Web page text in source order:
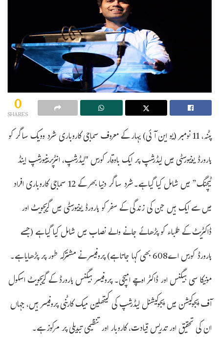
0
SHARES
پٹنہ، 11 نومبر (یو این آئی) بہار کے معروف سماجی کاروباری شرد وویک ساگر کو
ہارورڈ یونیورسٹی میں لیڈرشپ پر ایک باوقار کورس "لیڈرشپ، انٹرپرینیورشپ اینڈ
ٹیچنگ” میں شامل کیا گیا ہے۔شرد ساگر دنیا بھر کے 12 سماجی کاروباری افراد
میں سے ایک ہیں جن کی زندگی کے سفر کو ہارورڈ یونیورسٹی میں گریجویٹ اور
ڈاکٹریٹ کے طلباء کو پڑھائے جانے والے نصاب میں شامل کیا گیا ہے (جسے
ہارورڈ کورس اے608 بھی کہا جاتا ہے) پروفیسر نے مشترکہ طور پر پڑھایا ہے۔
مونیکا سی ہیگنس اور ڈاکٹر اوچے امیچی۔ پروفیسر ہیگنس ہارورڈ کے گریجویٹ اسکول
آف ایجوکیشن میں ایجوکیشنل لیڈرشپ کی کیتھلین میک کارٹنی پروفیسر ہیں، جہاں
ان کی تحقیق اور تدریس قیادت، کاروبار اور تنظیمی تبدیلی پر مرکوز ہے۔